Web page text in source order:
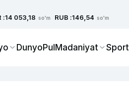
:14 053,18 so'm RUB :146,54 so'm
DunyoPulMadaniyat Sport